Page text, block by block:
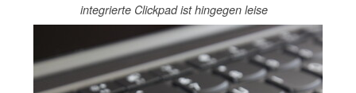
integrierte Clickpad ist hingegen leise